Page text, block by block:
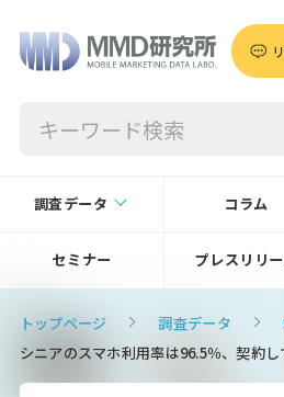
調査データ コラム
セミナー プレスリリ
トップページ 調査データ
シニアのスマホ利用率は96.5％、契約